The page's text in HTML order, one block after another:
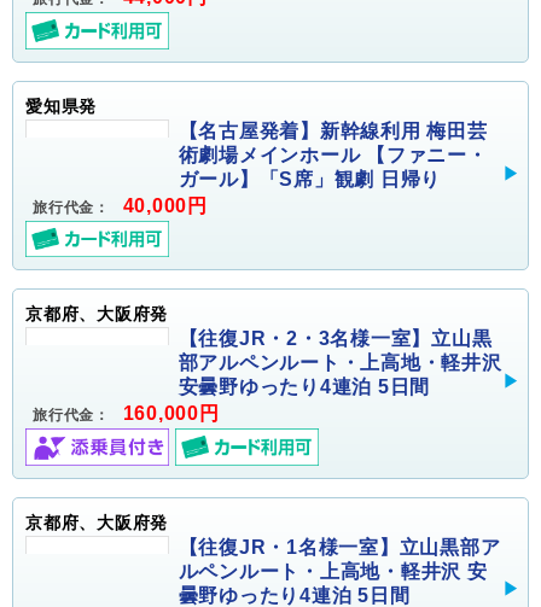
愛知県発
【名古屋発着】新幹線利用 梅田芸
術劇場メインホール 【ファニー・
ガール】「S席」観劇 日帰り
旅行代金： 40,000円
京都府、大阪府発
【往復JR・2・3名様一室】立山黒
部アルペンルート・上高地・軽井沢
安曇野ゆったり4連泊 5日間
旅行代金： 160,000円
京都府、大阪府発
【往復JR・1名様一室】立山黒部ア
ルペンルート・上高地・軽井沢 安
曇野ゆったり4連泊 5日間